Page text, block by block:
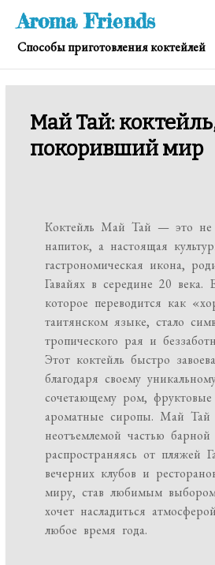
Перейти
содержимому
Aroma Friends
Способы приготовления коктейлей
Май Тай:
покоривший мир
Коктейль Май Тай — это не
напиток, а настоящая
гастрономическая икона,
Гавайях в середине 20 века.
которое переводится как
таитянском языке, стало
тропического рая и
Этот коктейль быстро
благодаря своему
сочетающему ром,
ароматные сиропы. Май Тай
неотъемлемой частью барной
распространяясь от пляжей
вечерних клубов и
миру, став любимым
хочет насладиться
любое время года.